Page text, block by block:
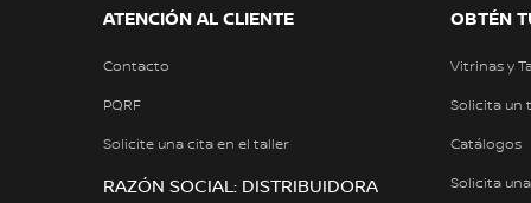
ATENCIÓN AL CLIENTE
Contacto
PQRF
Solicite una cita en el taller
RAZÓN SOCIAL: DISTRIBUIDORA
OBTÉN
Vitrinas y
Solicita un
Catálogos
Solicita